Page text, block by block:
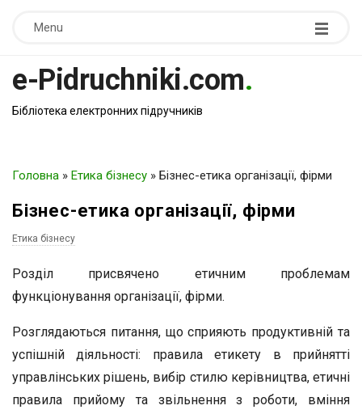
Menu
e-Pidruchniki.com.
Бібліотека електронних підручників
Головна » Етика бізнесу » Бізнес-етика організації, фірми
Бізнес-етика організації, фірми
Етика бізнесу
Розділ присвячено етичним проблемам
функціонування організації, фірми.
Розглядаються питання, що сприяють продуктивній та
успішній діяльності: правила етикету в прийнятті
управлінських рішень, вибір стилю керівництва, етичні
правила прийому та звільнення з роботи, вміння